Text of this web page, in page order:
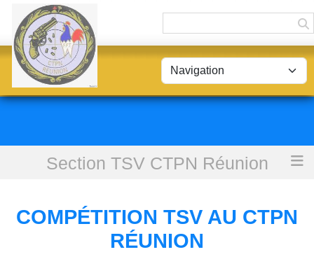
Section TSV CTPN Réunion
Compétition TSV au CTPN Réunion
COMPÉTITION TSV AU CTPN
RÉUNION
Panneau de gestion des cookies